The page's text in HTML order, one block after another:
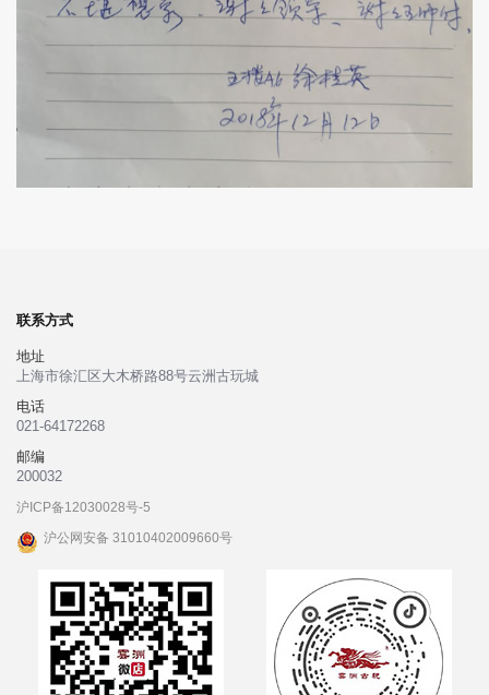
联系方式
地址
上海市徐汇区大木桥路88号云洲古玩城
电话
021-64172268
邮编
200032
沪ICP备12030028号-5
沪公网安备 31010402009660号